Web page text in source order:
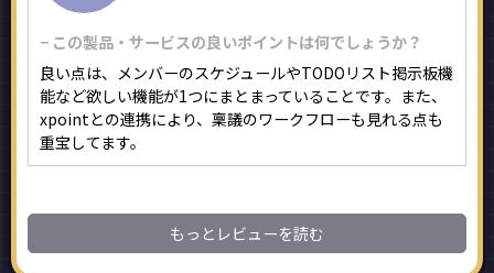
− この製品・サービスの良いポイントは何でしょうか？
良い点は、メンバーのスケジュールやTODOリスト掲示板機
能など欲しい機能が1つにまとまっていることです。また、
xpointとの連携により、稟議のワークフローも見れる点も
重宝してます。
もっとレビューを読む